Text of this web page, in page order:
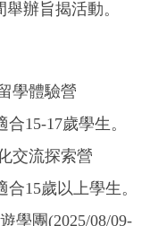
辦旨揭活動。
學體驗營
15-17歲學生。
交流探索營
合15歲以上學生。
學團(2025/08/09-